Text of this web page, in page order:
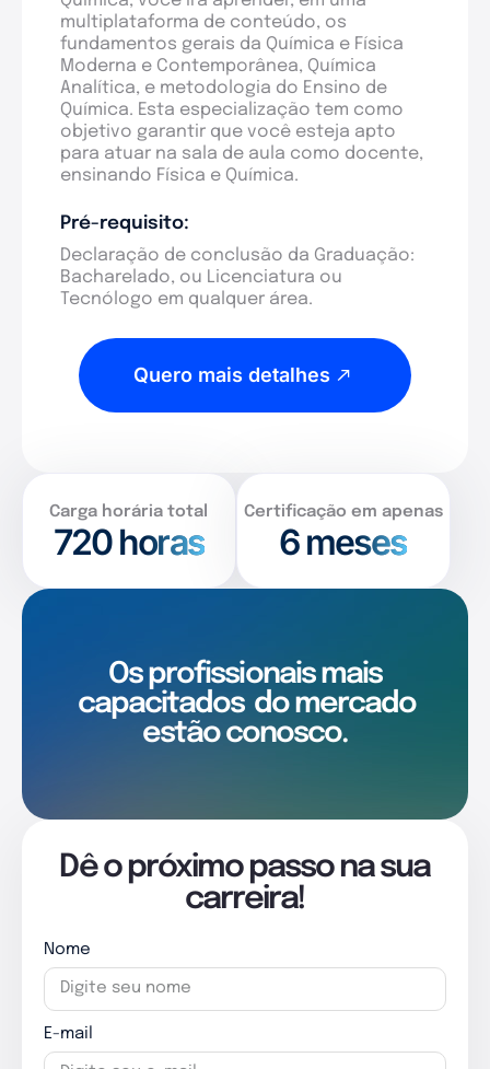
multiplataforma de conteúdo, os
fundamentos gerais da Química e Física
Moderna e Contemporânea, Química
Analítica, e metodologia do Ensino de
Química. Esta especialização tem como
objetivo garantir que você esteja apto
para atuar na sala de aula como docente,
ensinando Física e Química.
Pré-requisito:
Declaração de conclusão da Graduação:
Bacharelado, ou Licenciatura ou
Tecnólogo em qualquer área.
Quero mais detalhes
Carga horária total
720horas
Certificação em apenas
6 meses
Os profissionais mais
capacitados do mercado
estão conosco.
Dê o próximo passo na sua
carreira!
Nome
E-mail